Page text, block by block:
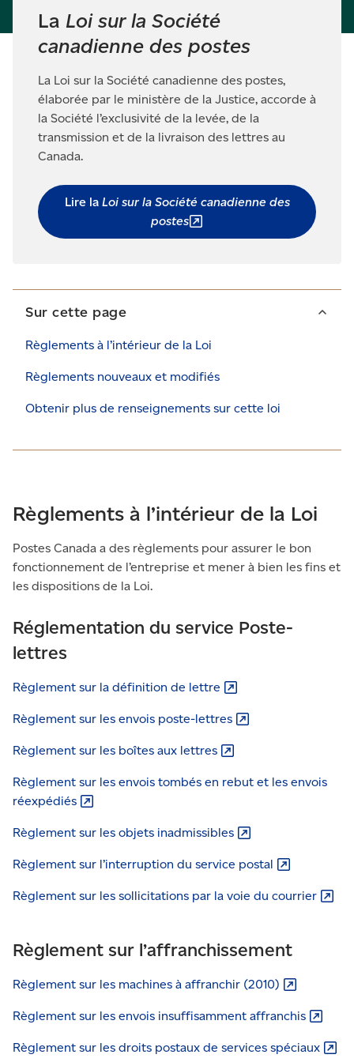
La Loi sur la Société
canadienne des postes
La Loi sur la Société canadienne des postes,
élaborée par le ministère de la Justice, accorde à
la Société l’exclusivité de la levée, de la
transmission et de la livraison des lettres au
Canada.
Lire la Loi sur la Société canadienne des
postes
Sur cette page
Règlements à l’intérieur de la Loi
Règlements nouveaux et modifiés
Obtenir plus de renseignements sur cette loi
Règlements à l’intérieur de la Loi
Postes Canada a des règlements pour assurer le bon
fonctionnement de l’entreprise et mener à bien les fins et
les dispositions de la Loi.
Réglementation du service Poste-
lettres
Règlement sur la définition de lettre
Règlement sur les envois poste-lettres
Règlement sur les boîtes aux lettres
Règlement sur les envois tombés en rebut et les envois
réexpédiés
Règlement sur les objets inadmissibles
Règlement sur l’interruption du service postal
Règlement sur les sollicitations par la voie du courrier
Règlement sur l’affranchissement
Règlement sur les machines à affranchir (2010)
Règlement sur les envois insuffisamment affranchis
Règlement sur les droits postaux de services spéciaux